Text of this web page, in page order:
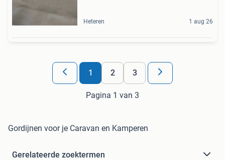
Heteren 1 aug 26
1 2 3
Pagina 1 van 3
Gordijnen voor je Caravan en Kamperen
Gerelateerde zoektermen